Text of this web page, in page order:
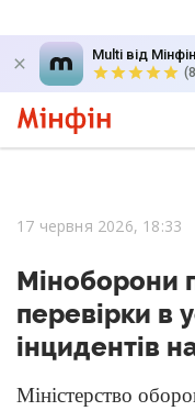
Multi від Мінфін
17 червня 2026, 18:33
Міноборони
перевірки в
інцидентів
Міністерство